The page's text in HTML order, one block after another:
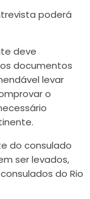
poderá
deve
documentos
levar
o
do consulado
ser levados,
do Rio